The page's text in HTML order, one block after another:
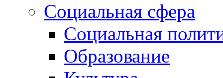
Социальная сфера
Социальная
Образование